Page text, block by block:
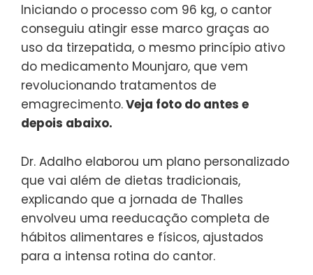
Iniciando o processo com 96 kg, o cantor
conseguiu atingir esse marco graças ao
uso da tirzepatida, o mesmo princípio ativo
do medicamento Mounjaro, que vem
revolucionando tratamentos de
emagrecimento.Veja foto do antes e
depois abaixo.
Dr. Adalho elaborou um plano personalizado
que vai além de dietas tradicionais,
explicando que a jornada de Thalles
envolveu uma reeducação completa de
hábitos alimentares e físicos, ajustados
para a intensa rotina do cantor.